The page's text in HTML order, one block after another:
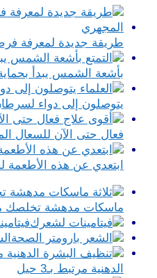
طريقة جديدة لمعرفة
بأشعة الشمس يبدأ
يتوصلون إلى دواء
فعال حتى الآن للسعال
ابتعدي عن هذه الأطعمة
ماسكات مدهشة تخلصك
الدهنية مرتبط بـ3 حيل